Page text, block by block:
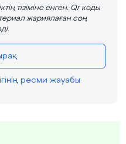
тізіміне енген. Qr коды
жариялаған соң
ресми жауабы